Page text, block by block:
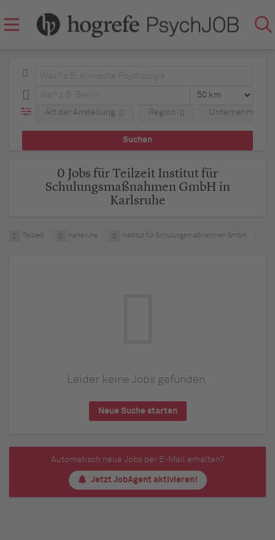
Art der Anstellung Region Unternehmen
0 Jobs für Teilzeit Institut für
Schulungsmaßnahmen GmbH in
Karlsruhe
Teilzeit Karlsruhe Institut für Schulungsmaßnahmen GmbH
Leider keine Jobs gefunden.
Neue Suche starten
Automatisch neue Jobs per E-Mail erhalten?
Jetzt JobAgent aktivieren!